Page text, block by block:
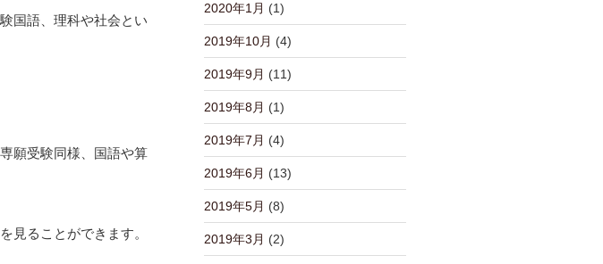
国語、理科や社会とい
願受験同様、国語や算
見ることができます。
2020年1月 (1)
2019年10月 (4)
2019年9月 (11)
2019年8月 (1)
2019年7月 (4)
2019年6月 (13)
2019年5月 (8)
2019年3月 (2)